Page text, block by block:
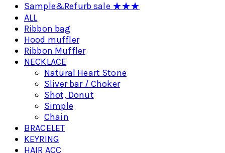
Sample&Refurb sale ★★★
ALL
Ribbon bag
Hood muffler
Ribbon Muffler
NECKLACE
Natural Heart Stone
Sliver bar / Choker
Shot, Donut
Simple
Chain
BRACELET
KEYRING
HAIR ACC